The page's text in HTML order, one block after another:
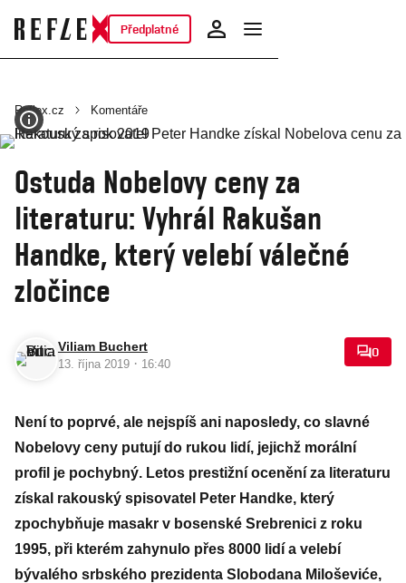
Předplatné
Reflex.cz Komentáře
Ostuda Nobelovy ceny za
literaturu: Vyhrál Rakušan
Handke, který velebí válečné
zločince
Viliam Buchert
13. října 2019 · 16:40
0
Není to poprvé, ale nejspíš ani naposledy, co slavné
Nobelovy ceny putují do rukou lidí, jejichž morální
profil je pochybný. Letos prestižní ocenění za literaturu
získal rakouský spisovatel Peter Handke, který
zpochybňuje masakr v bosenské Srebrenici z roku
1995, při kterém zahynulo přes 8000 lidí a velebí
bývalého srbského prezidenta Slobodana Miloševiće,